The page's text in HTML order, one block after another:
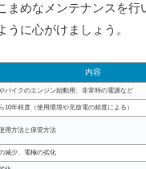
まめなメンテナンスを行
うに心がけましょう。
内容
バイクのエンジン始動用、非常時の電源など
10年程度（使用環境や充放電の頻度による）
用方法と保管方法
減少、電極の劣化